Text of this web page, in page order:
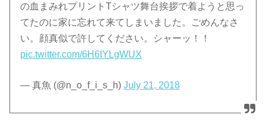
の血まみれプリントTシャツ舞台挨拶で着ようと思っ
てたのに家に忘れて来てしまいました。ごめんなさ
い。顔真似で許してください。シャーッ！！
pic.twitter.com/6H6IYLgWUX
— 真魚 (@n_o_f_i_s_h)July 21, 2018